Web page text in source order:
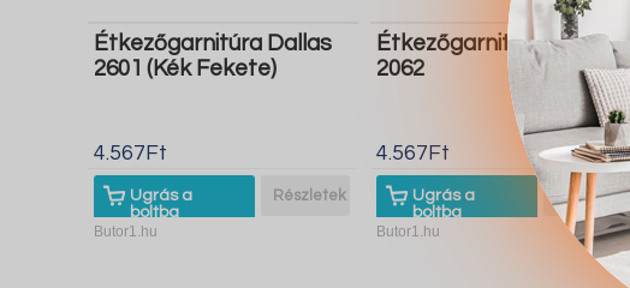
Étkezőgarnitúra Dallas
2601 (Kék Fekete)
4.567Ft
Ugrás a
boltba
Részletek
Butor1.hu
Étkezőgarnitúra Dallas
2062
4.567Ft
Ugrás a
boltba
Részletek
Butor1.hu